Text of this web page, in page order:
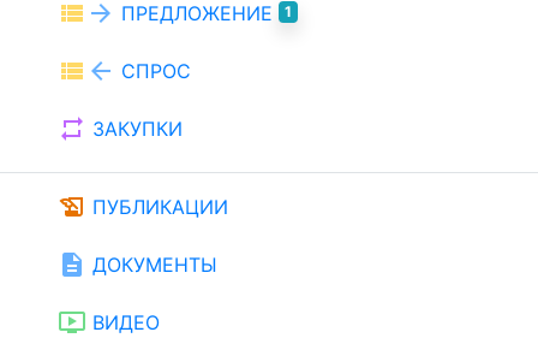
view_list arrow_forward ПРЕДЛОЖЕНИЕ 1
view_list arrow_back СПРОС
repeat ЗАКУПКИ
history_edu ПУБЛИКАЦИИ
description ДОКУМЕНТЫ
ondemand_video ВИДЕО